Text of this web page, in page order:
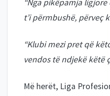
“Nga pikëpamja
t’i përmbushë, përveç
“Klubi mezi pret që
vendos të ndjekë këtë
Më herët, Liga